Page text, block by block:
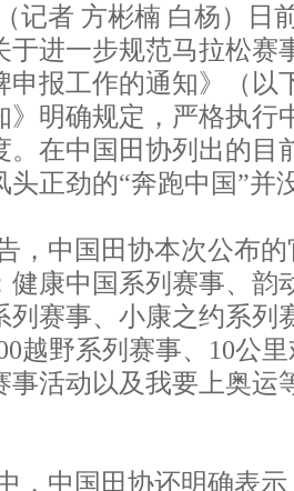
（记者 方彬楠 白杨）日
于进一步规范马拉松赛
申报工作的通知》（以
》明确规定，严格执行
。在中国田协列出的目
头正劲的“奔跑中国”并
，中国田协本次公布
健康中国系列赛事、韵
列赛事、小康之约系列
越野系列赛事、10公
事活动以及我要上奥运
，中国田协还明确表